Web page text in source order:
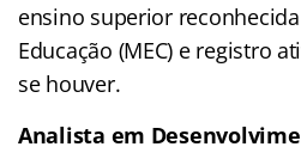
ensino superior
Educação (MEC) e registro
se houver.
Analista em